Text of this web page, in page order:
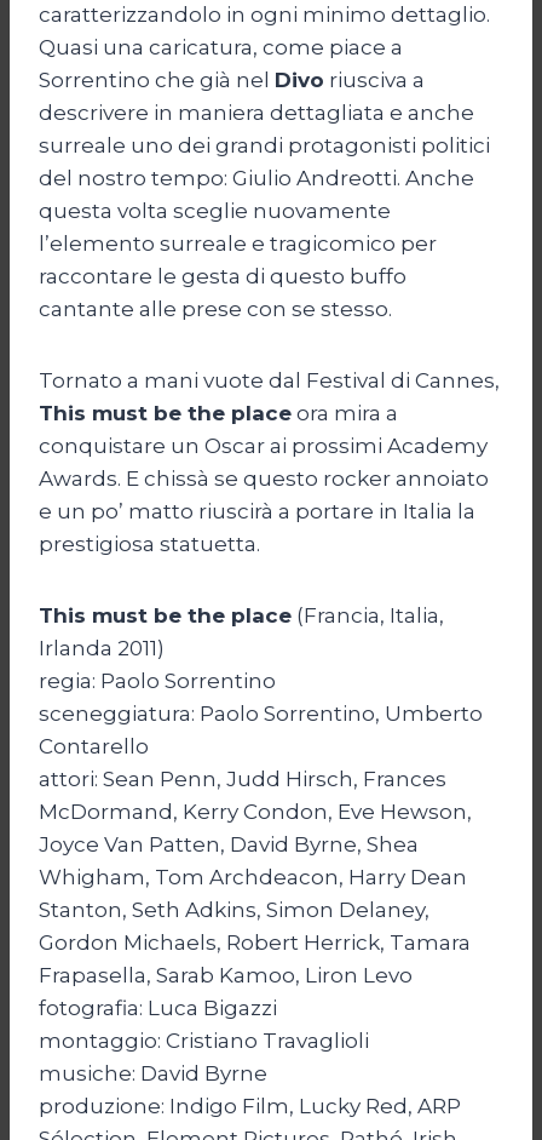
caratterizzandolo in ogni minimo dettaglio.
Quasi una caricatura, come piace a
Sorrentino che già nel Divo riusciva a
descrivere in maniera dettagliata e anche
surreale uno dei grandi protagonisti politici
del nostro tempo: Giulio Andreotti. Anche
questa volta sceglie nuovamente
l’elemento surreale e tragicomico per
raccontare le gesta di questo buffo
cantante alle prese con se stesso.
Tornato a mani vuote dal Festival di Cannes,
This must be the place ora mira a
conquistare un Oscar ai prossimi Academy
Awards. E chissà se questo rocker annoiato
e un po’ matto riuscirà a portare in Italia la
prestigiosa statuetta.
This must be the place (Francia, Italia,
Irlanda 2011)
regia: Paolo Sorrentino
sceneggiatura: Paolo Sorrentino, Umberto
Contarello
attori: Sean Penn, Judd Hirsch, Frances
McDormand, Kerry Condon, Eve Hewson,
Joyce Van Patten, David Byrne, Shea
Whigham, Tom Archdeacon, Harry Dean
Stanton, Seth Adkins, Simon Delaney,
Gordon Michaels, Robert Herrick, Tamara
Frapasella, Sarab Kamoo, Liron Levo
fotografia: Luca Bigazzi
montaggio: Cristiano Travaglioli
musiche: David Byrne
produzione: Indigo Film, Lucky Red, ARP